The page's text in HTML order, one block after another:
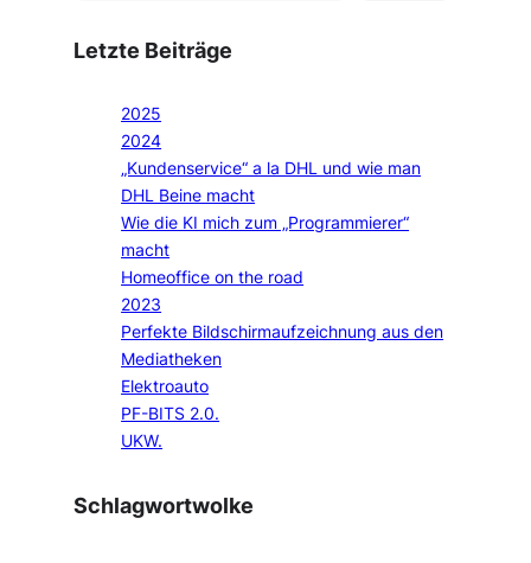
Letzte Beiträge
2025
2024
„Kundenservice“ a la DHL und wie man
DHL Beine macht
Wie die KI mich zum „Programmierer“
macht
Homeoffice on the road
2023
Perfekte Bildschirmaufzeichnung aus den
Mediatheken
Elektroauto
PF-BITS 2.0.
UKW.
Schlagwortwolke